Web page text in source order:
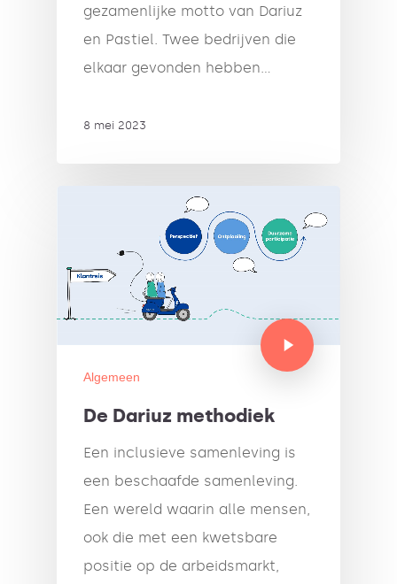
gezamenlijke motto van Dariuz
en Pastiel. Twee bedrijven die
elkaar gevonden hebben…
8 mei 2023
Algemeen
De Dariuz methodiek
Een inclusieve samenleving is
een beschaafde samenleving.
Een wereld waarin alle mensen,
ook die met een kwetsbare
positie op de arbeidsmarkt,